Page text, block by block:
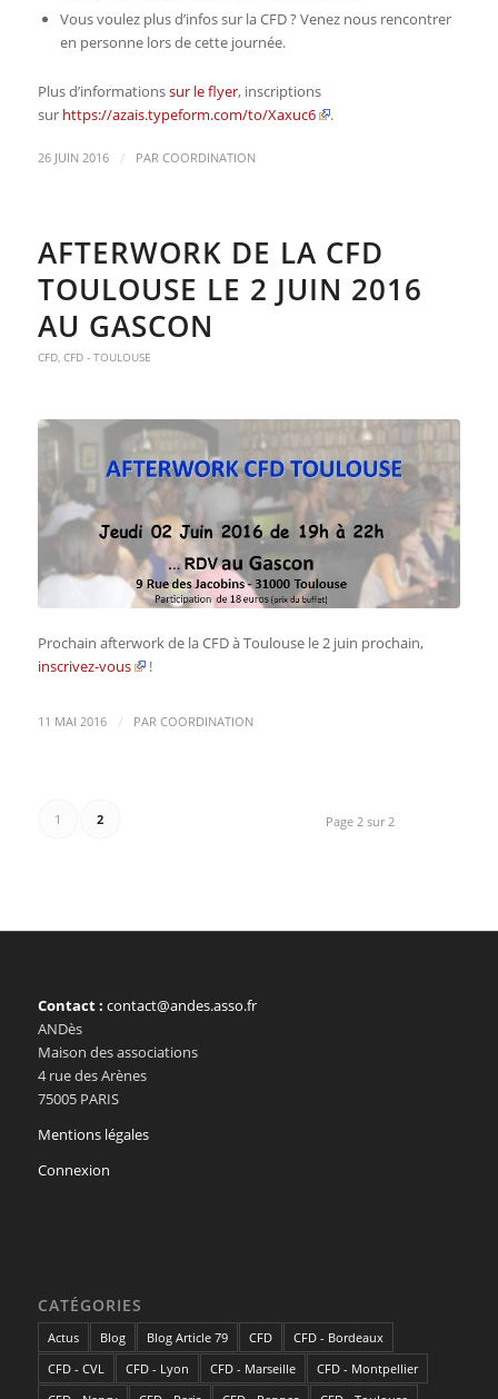
Vous voulez plus d’infos sur la CFD ? Venez nous rencontrer
en personne lors de cette journée.
Plus d’informationssur le flyer, inscriptions
sur https://azais.typeform.com/to/Xaxuc6 .
26 JUIN 2016 / PAR COORDINATION
AFTERWORK DE LA CFD
TOULOUSE LE 2 JUIN 2016
AU GASCON
CFD, CFD - TOULOUSE
Prochain afterwork de la CFD à Toulouse le 2 juin prochain,
inscrivez-vous
!
11 MAI 2016 / PAR COORDINATION
Page 2 sur 2
1 2
Contact : contact@andes.asso.fr
ANDès
Maison des associations
4 rue des Arènes
75005 PARIS
Mentions légales
Connexion
CATÉGORIES
Actus Blog Blog Article 79 CFD
CFD - Bordeaux
CFD - CVL
CFD - Lyon CFD - Marseille
CFD - Montpellier